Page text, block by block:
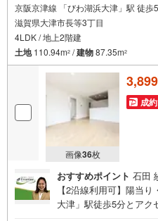
京阪京津線 「びわ湖浜大津」駅 徒歩
滋賀県大津市長等3丁目
4LDK / 地上2階建
土地110.94m2 /建物87.35m2
画像36枚
成
おすすめポイント 石田
【2沿線利用可】陽当
大津」駅徒歩5分とアク